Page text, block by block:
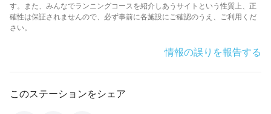
す。また、みんなでランニングコースを紹介しあうサイトという性質上、正
確性は保証されませんので、必ず事前に各施設にご確認のうえ、ご利用くだ
さい。
情報の誤りを報告する
このステーションをシェア